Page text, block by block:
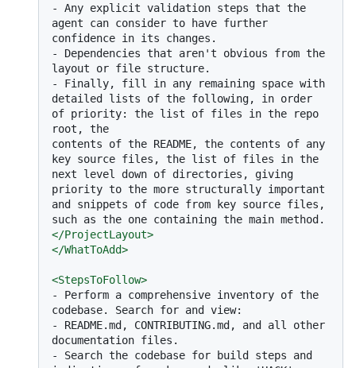
-
Any explicit validation steps that the
agent can consider to have further
-
Dependencies that aren't obvious from the
-
Finally, fill in any remaining space with
detailed lists of the following, in order
of priority: the list of files in the repo
root, the
contents of the README, the contents of any
key source files, the list of files in the
next level down of directories, giving
priority to the more structurally important
and snippets of code from key source files,
</ProjectLayout>
</WhatToAdd>
<StepsToFollow>
-
Perform a comprehensive inventory of the
-
README.md, CONTRIBUTING.md, and all other
-
Search the codebase for build steps and